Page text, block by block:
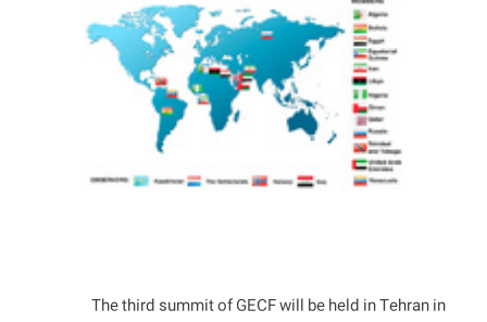
The third summit of GECF will be held in Tehran in